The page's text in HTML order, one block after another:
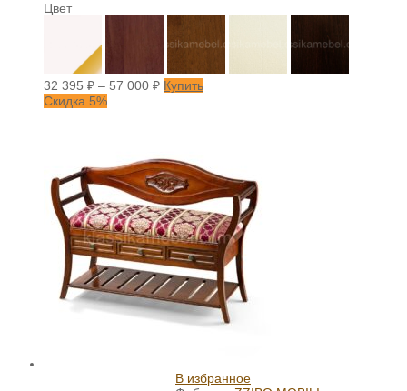
Цвет
32 395 ₽ – 57 000 ₽ Купить
Скидка 5%
В избранное